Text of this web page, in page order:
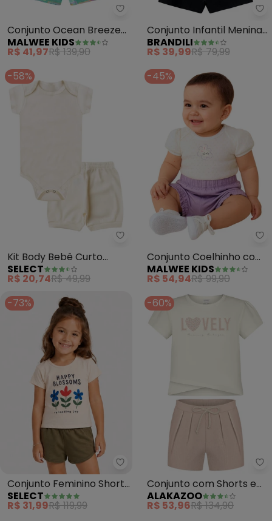
Malwee Kids - Conjunto Ocean
Conjunto Ocean Breeze
(Off White)
MALWEE KIDS
R$ 41,97R$ 139,90
Conjunto Infantil Menina
Florido (Natural)
BRANDILI
R$ 39,99R$ 79,99
-58%
Select - Kit Body Bebê Curto
Kit Body Bebê Curto
Canelado 2 Peças (Bege)
SELECT
R$ 20,74R$ 49,99
-45%
Conjunto Coelhinho com
Bordado (Off White)
MALWEE KIDS
R$ 54,94R$ 99,90
-73%
Select - Conjunto Feminino
Conjunto Feminino Short
e Blusa Estampada
(Bege)
SELECT
R$ 31,99R$ 119,99
-60%
Conjunto com Shorts e
Blusa Transpassada
(Bege)
ALAKAZOO
R$ 53,96R$ 134,90